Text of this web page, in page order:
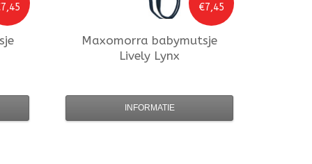
€7,45
Maxomorra babymutsje
Lively Lynx
INFORMATIE